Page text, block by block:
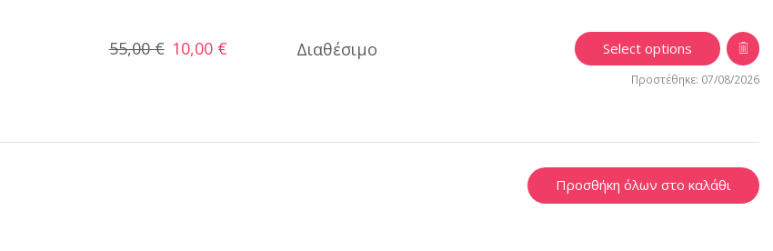
55,00€ 10,00 € Διαθέσιμο Select options
Προστέθηκε: 07/08/2026
Προσθήκη όλων στο καλάθι